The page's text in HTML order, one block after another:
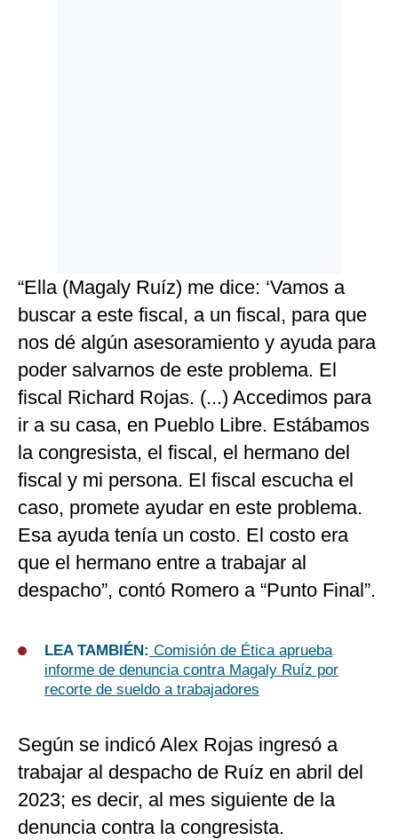
“Ella (Magaly Ruíz) me dice: ‘Vamos a
buscar a este fiscal, a un fiscal, para que
nos dé algún asesoramiento y ayuda para
poder salvarnos de este problema. El
fiscal Richard Rojas. (...) Accedimos para
ir a su casa, en Pueblo Libre. Estábamos
la congresista, el fiscal, el hermano del
fiscal y mi persona. El fiscal escucha el
caso, promete ayudar en este problema.
Esa ayuda tenía un costo. El costo era
que el hermano entre a trabajar al
despacho”, contó Romero a “Punto Final”.
LEA TAMBIÉN: Comisión de Ética aprueba
informe de denuncia contra Magaly Ruíz por
recorte de sueldo a trabajadores
Según se indicó Alex Rojas ingresó a
trabajar al despacho de Ruíz en abril del
2023; es decir, al mes siguiente de la
denuncia contra la congresista.